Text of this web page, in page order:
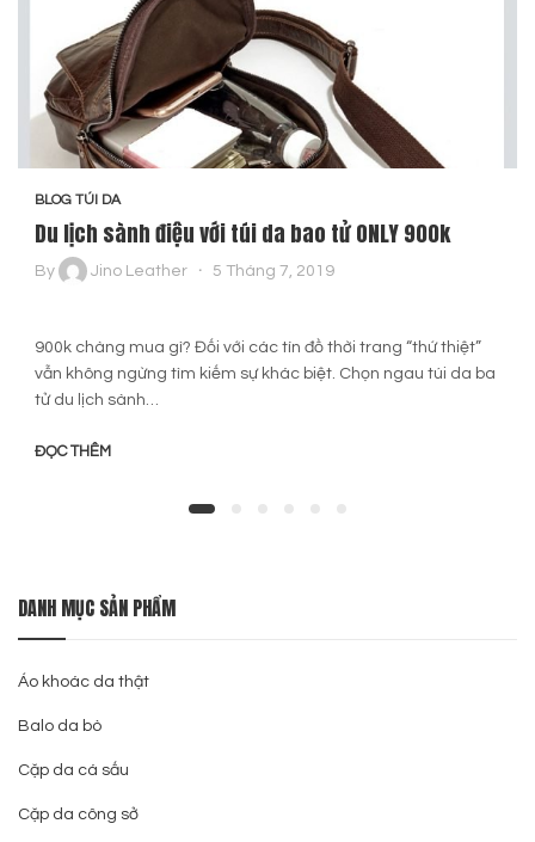
BLOG TÚI DA
Du lịch sành điệu với túi da bao tử ONLY 900k
By Jino Leather 5 Tháng 7, 2019
900k chàng mua gì? Đối với các tín đồ thời trang “thứ thiệt”
vẫn không ngừng tìm kiếm sự khác biệt. Chọn ngau túi da ba
tử du lịch sành…
ĐỌC THÊM
DANH MỤC SẢN PHẨM
Áo khoác da thật
Balo da bò
Cặp da cá sấu
Cặp da công sở